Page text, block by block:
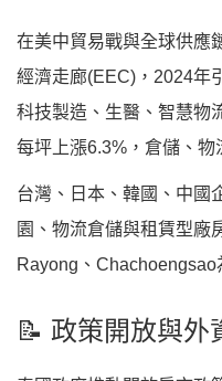
在美中貿易戰與全球供應
經濟走廊(EEC)，2024年
科技製造、生醫、智慧物
每坪上漲6.3%，倉儲、物
台灣、日本、韓國、中國
園、物流倉儲與租賃型廠
Rayong、Chachoengsao
📝 政策開放與外